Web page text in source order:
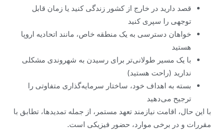
قصد دارید در خارج از کشور زندگی کنید یا زمان قابل
توجهی را سپری کنید
خواهان دسترسی به یک منطقه خاص، مانند اتحادیه اروپا
هستید
با یک مسیر طولانی‌تر برای رسیدن به شهروندی مشکلی
ندارید (راحت هستید)
بسته به اهداف خود، ساختار سرمایه‌گذاری متفاوتی را
ترجیح می‌دهید
با این حال، اقامت نیازمند تعهد مستمر، از جمله تمدیدها، تطابق با
مقررات و در برخی موارد، حضور فیزیکی است.